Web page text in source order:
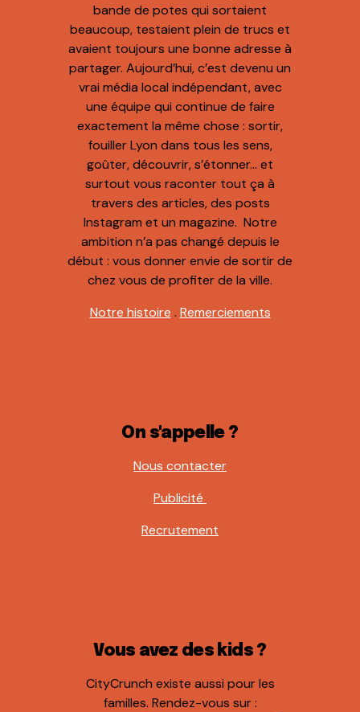
bande de potes qui sortaient
beaucoup, testaient plein de trucs et
avaient toujours une bonne adresse à
partager. Aujourd’hui, c’est devenu un
vrai média local indépendant, avec
une équipe qui continue de faire
exactement la même chose : sortir,
fouiller Lyon dans tous les sens,
goûter, découvrir, s’étonner… et
surtout vous raconter tout ça à
travers des articles, des posts
Instagram et un magazine. Notre
ambition n’a pas changé depuis le
début : vous donner envie de sortir de
chez vous de profiter de la ville.
Notre histoire . Remerciements
On s'appelle ?
Nous contacter
Publicité
Recrutement
Vous avez des kids ?
CityCrunch existe aussi pour les
familles. Rendez-vous sur :